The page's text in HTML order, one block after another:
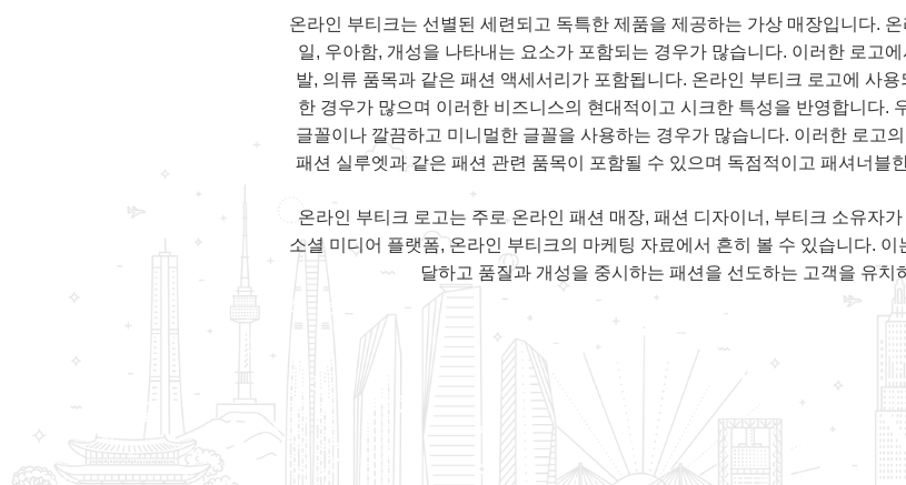
온라인 부티크는 선별된 세련되고 독특한 제품을 제공하는 가상 매장입니다.
일, 우아함, 개성을 나타내는 요소가 포함되는 경우가 많습니다. 이러한 로고
발, 의류 품목과 같은 패션 액세서리가 포함됩니다. 온라인 부티크 로고에 사
한 경우가 많으며 이러한 비즈니스의 현대적이고 시크한 특성을 반영합니다.
글꼴이나 깔끔하고 미니멀한 글꼴을 사용하는 경우가 많습니다. 이러한 로고
패션 실루엣과 같은 패션 관련 품목이 포함될 수 있으며 독점적이고 패셔너블
온라인 부티크 로고는 주로 온라인 패션 매장, 패션 디자이너, 부티크 소유자
소셜 미디어 플랫폼, 온라인 부티크의 마케팅 자료에서 흔히 볼 수 있습니다.
달하고 품질과 개성을 중시하는 패션을 선도하는 고객을 유치